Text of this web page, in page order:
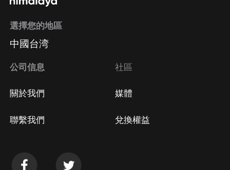
選擇您的地區
中國台湾
公司信息
關於我們
聯繫我們
社區
媒體
兌換權益